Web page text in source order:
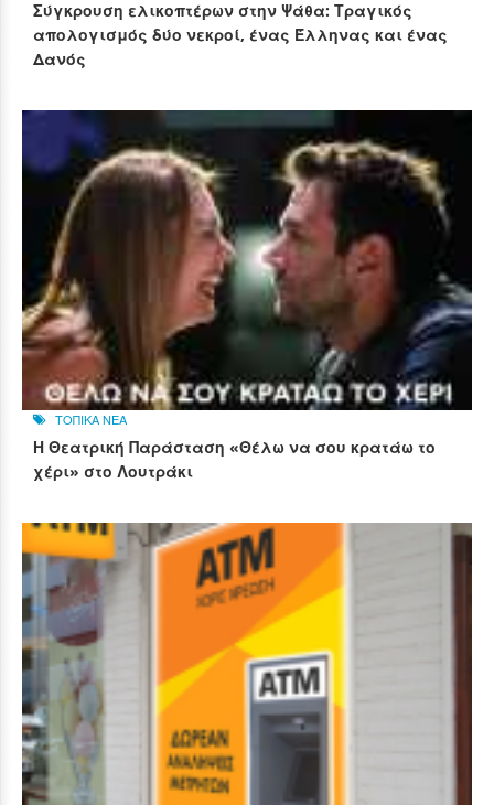
Σύγκρουση ελικοπτέρων στην Ψάθα: Τραγικός
απολογισμός δύο νεκροί, ένας Έλληνας και ένας
Δανός
ΤΟΠΙΚΑ ΝΕΑ
Η Θεατρική Παράσταση «Θέλω να σου κρατάω το
χέρι» στο Λουτράκι